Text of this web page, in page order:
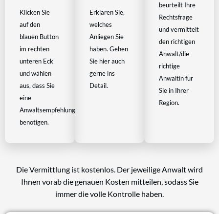
Klicken Sie
auf den
blauen Button
im rechten
unteren Eck
und wählen
aus, dass Sie
eine
Anwaltsempfehlung
benötigen.
Erklären Sie,
welches
Anliegen Sie
haben. Gehen
Sie hier auch
gerne ins
Detail.
beurteilt Ihre
Rechtsfrage
und vermittelt
den richtigen
Anwalt/die
richtige
Anwältin für
Sie in Ihrer
Region.
Die Vermittlung ist kostenlos. Der jeweilige Anwalt wird
Ihnen vorab die genauen Kosten mitteilen, sodass Sie
immer die volle Kontrolle haben.